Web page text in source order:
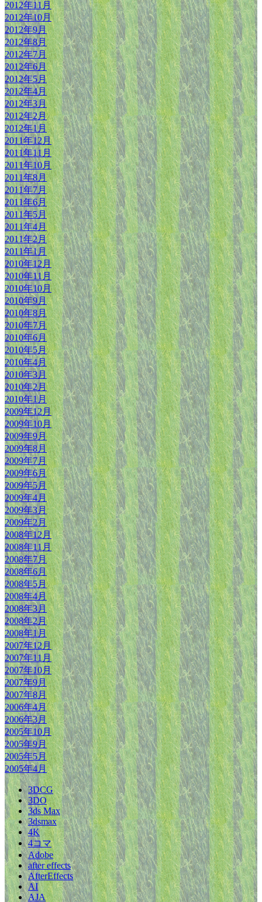
2012年11月
2012年10月
2012年9月
2012年8月
2012年7月
2012年6月
2012年5月
2012年4月
2012年3月
2012年2月
2012年1月
2011年12月
2011年11月
2011年10月
2011年8月
2011年7月
2011年6月
2011年5月
2011年4月
2011年2月
2011年1月
2010年12月
2010年11月
2010年10月
2010年9月
2010年8月
2010年7月
2010年6月
2010年5月
2010年4月
2010年3月
2010年2月
2010年1月
2009年12月
2009年10月
2009年9月
2009年8月
2009年7月
2009年6月
2009年5月
2009年4月
2009年3月
2009年2月
2008年12月
2008年11月
2008年7月
2008年6月
2008年5月
2008年4月
2008年3月
2008年2月
2008年1月
2007年12月
2007年11月
2007年10月
2007年9月
2007年8月
2006年4月
2006年3月
2005年10月
2005年9月
2005年5月
2005年4月
3DCG
3DO
3ds Max
3dsmax
4K
4コマ
Adobe
after effects
AfterEffects
AI
AJA